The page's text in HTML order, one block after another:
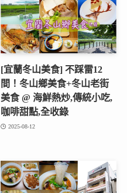
[宜蘭冬山美食] 不踩雷12
間！冬山鄉美食+冬山老街
美食 @ 海鮮熱炒,傳統小吃,
咖啡甜點,全收錄
2025-08-12